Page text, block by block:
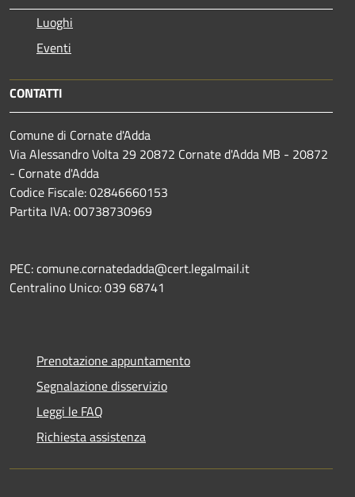
Luoghi
Eventi
CONTATTI
Comune di Cornate d'Adda
Via Alessandro Volta 29 20872 Cornate d'Adda MB - 20872
- Cornate d'Adda
Codice Fiscale: 02846660153
Partita IVA: 00738730969
PEC: comune.cornatedadda@cert.legalmail.it
Centralino Unico: 039 68741
Prenotazione appuntamento
Segnalazione disservizio
Leggi le FAQ
Richiesta assistenza